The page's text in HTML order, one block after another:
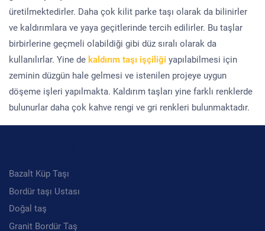
üretilmektedirler. Daha çok kilit parke taşı olarak da bilinirler
ve kaldırımlara ve yaya geçitlerinde tercih edilirler. Bu taşlar
birbirlerine geçmeli olabildiği gibi düz sıralı olarak da
kullanılırlar. Yine de kaldırım taşı işçiliği yapılabilmesi için
zeminin düzgün hale gelmesi ve istenilen projeye uygun
döşeme işleri yapılmakta. Kaldırım taşları yine farklı renklerde
bulunurlar daha çok kahve rengi ve gri renkleri bulunmaktadır.
Bazalt Küp Taşı
Bordür taşı Ustası
Doğal taş
Granit Bordür Taş